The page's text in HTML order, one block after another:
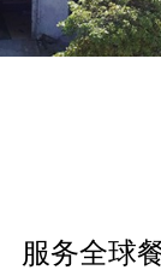
服务全球